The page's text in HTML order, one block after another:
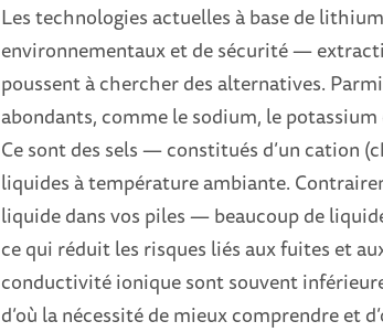
Les technologies actuelles à base de
environnementaux et de sécurité —
poussent à chercher des alternatives.
abondants, comme le sodium, le
Ce sont des sels — constitués d’un cation
liquides à température ambiante.
liquide dans vos piles — beaucoup de
ce qui réduit les risques liés aux fuites et
conductivité ionique sont souvent
d’où la nécessité de mieux comprendre et